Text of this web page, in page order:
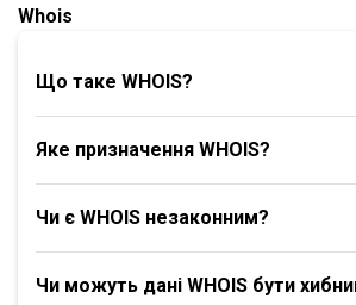
Whois
Що таке WHOIS?
Яке призначення WHOIS?
Чи є WHOIS незаконним?
Чи можуть дані WHOIS бути